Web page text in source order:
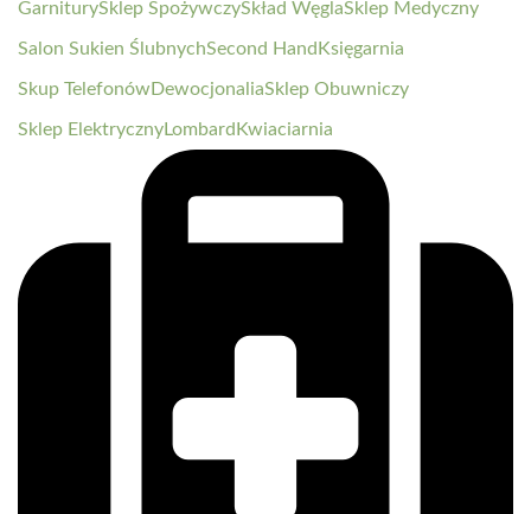
GarniturySklep SpożywczySkład WęglaSklep Medyczny
Salon Sukien ŚlubnychSecond Hand Księgarnia
Skup Telefonów DewocjonaliaSklep Obuwniczy
Sklep ElektrycznyLombard Kwiaciarnia